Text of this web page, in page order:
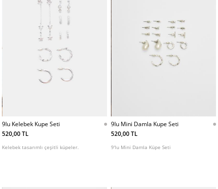
9lu Kelebek Kupe Seti
520,00 TL
Kelebek tasarımlı çeşitli küpeler.
9lu Mini Damla Kupe Seti
520,00 TL
9'lu Mini Damla Küpe Seti